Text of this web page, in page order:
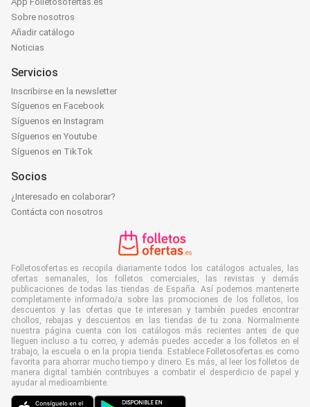
Sobre nosotros
Añadir catálogo
Noticias
Servicios
Inscribirse en la newsletter
Síguenos en Facebook
Síguenos en Instagram
Síguenos en Youtube
Síguenos en TikTok
Socios
¿Interesado en colaborar?
Contácta con nosotros
Folletosofertas.es recopila diariamente todos los catálogos actuales, las
ofertas semanales, los folletos comerciales, las revistas y demás
publicaciones de todas las tiendas de España. Así podemos mantenerte
completamente informado/a sobre las promociones de los folletos, los
descuentos y las ofertas que te interesan y también puedes encontrar
chollos, rebajas y descuentos en las tiendas de tu zona. Normalmente
nuestra página cuenta con los catálogos más recientes antes de que
lleguen incluso a tu correo, y además puedes acceder a los folletos en el
trabajo, la escuela o en la propia tienda. Establece Folletosofertas.es como
favorita para ahorrar mucho tiempo y dinero. Es más, al leer los folletos de
manera digital también contribuyes a combatir el desperdicio de papel y
ayudar al medioambiente.